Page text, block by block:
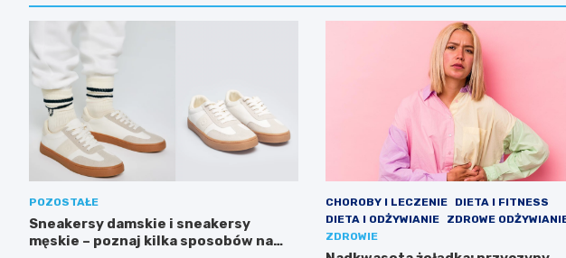
POZOSTAŁE
Sneakersy damskie i sneakersy
męskie – poznaj kilka sposobów na
CHOROBY I LECZENIE
DIETA I FITNESS
DIETA I ODŻYWIANIE
ZDROWE
ZDROWIE